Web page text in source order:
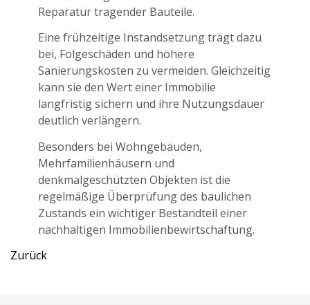
Reparatur tragender Bauteile.
Eine frühzeitige Instandsetzung trägt dazu
bei, Folgeschäden und höhere
Sanierungskosten zu vermeiden. Gleichzeitig
kann sie den Wert einer Immobilie
langfristig sichern und ihre Nutzungsdauer
deutlich verlängern.
Besonders bei Wohngebäuden,
Mehrfamilienhäusern und
denkmalgeschützten Objekten ist die
regelmäßige Überprüfung des baulichen
Zustands ein wichtiger Bestandteil einer
nachhaltigen Immobilienbewirtschaftung.
Zurück